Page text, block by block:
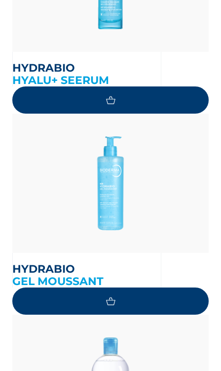
HYDRABIO
HYALU+ SEERUM
HYDRABIO
GEL MOUSSANT